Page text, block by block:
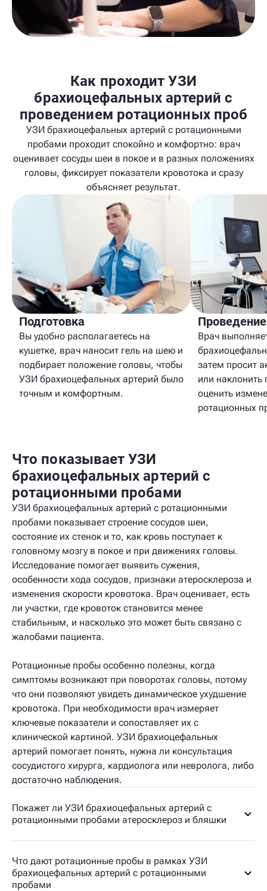
Как проходит УЗИ
брахиоцефальных артерий с
проведением ротационных проб
УЗИ брахиоцефальных артерий с ротационными
пробами проходит спокойно и комфортно: врач
оценивает сосуды шеи в покое и в разных положениях
головы, фиксирует показатели кровотока и сразу
объясняет результат.
Подготовка
Вы удобно располагаетесь на
кушетке, врач наносит гель на шею и
подбирает положение головы, чтобы
УЗИ брахиоцефальных артерий было
точным и комфортным.
Врач
затем просит
или наклонить
оценить
ротационных
Что показывает УЗИ
брахиоцефальных артерий с
ротационными пробами
УЗИ брахиоцефальных артерий с ротационными
пробами показывает строение сосудов шеи,
состояние их стенок и то, как кровь поступает к
головному мозгу в покое и при движениях головы.
Исследование помогает выявить сужения,
особенности хода сосудов, признаки атеросклероза и
изменения скорости кровотока. Врач оценивает, есть
ли участки, где кровоток становится менее
стабильным, и насколько это может быть связано с
жалобами пациента.
Ротационные пробы особенно полезны, когда
симптомы возникают при поворотах головы, потому
что они позволяют увидеть динамическое ухудшение
кровотока. При необходимости врач измеряет
ключевые показатели и сопоставляет их с
клинической картиной. УЗИ брахиоцефальных
артерий помогает понять, нужна ли консультация
сосудистого хирурга, кардиолога или невролога, либо
достаточно наблюдения.
Покажет ли УЗИ брахиоцефальных артерий с
ротационными пробами атеросклероз и бляшки
Что дают ротационные пробы в рамках УЗИ
брахиоцефальных артерий с ротационными
пробами